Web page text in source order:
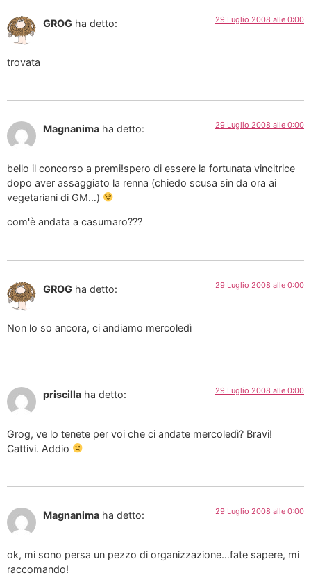
GROG ha detto: 29 Luglio 2008 alle 0:00
trovata
Magnanima ha detto: 29 Luglio 2008 alle 0:00
bello il concorso a premi!spero di essere la fortunata vincitrice
dopo aver assaggiato la renna (chiedo scusa sin da ora ai
vegetariani di GM…)
com'è andata a casumaro???
GROG ha detto: 29 Luglio 2008 alle 0:00
Non lo so ancora, ci andiamo mercoledì
priscilla ha detto: 29 Luglio 2008 alle 0:00
Grog, ve lo tenete per voi che ci andate mercoledì? Bravi!
Cattivi. Addio
Magnanima ha detto: 29 Luglio 2008 alle 0:00
ok, mi sono persa un pezzo di organizzazione…fate sapere, mi
raccomando!